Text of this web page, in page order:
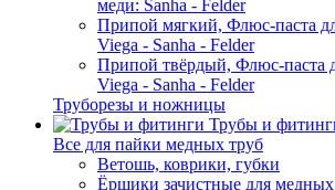
меди: Sanha - Felder
Припой мягкий, Флюс-паста
Viega - Sanha - Felder
Припой твёрдый, Флюс-паста
Viega - Sanha - Felder
Труборезы и ножницы
Трубы и
Все для пайки медных труб
Ветошь, коврики, губки
Ёршики зачистные для медных